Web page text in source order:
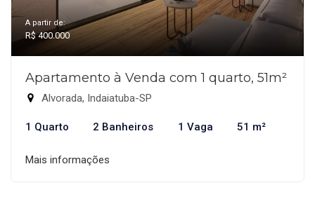
A partir de:
R$ 400.000
Apartamento à Venda com 1 quarto, 51m²
Alvorada, Indaiatuba-SP
1 Quarto 2 Banheiros 1 Vaga 51 m²
Mais informações